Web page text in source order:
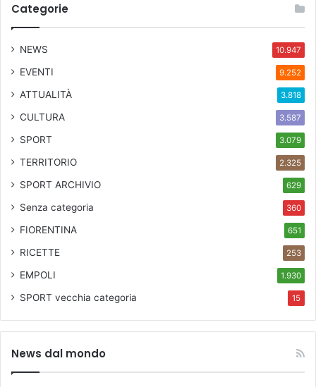
Categorie
NEWS 10.947
EVENTI 9.252
ATTUALITÀ 3.818
CULTURA 3.587
SPORT 3.079
TERRITORIO 2.325
SPORT ARCHIVIO 629
Senza categoria 360
FIORENTINA 651
RICETTE 253
EMPOLI 1.930
SPORT vecchia categoria 15
News dal mondo